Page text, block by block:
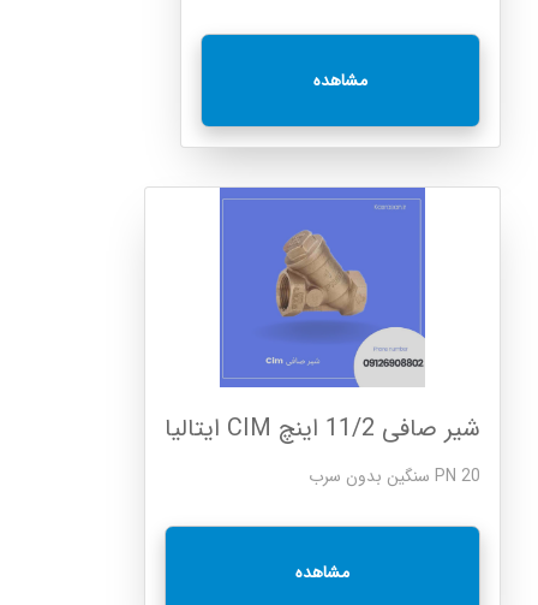
مشاهده
شیر صافی 11/2 اینچ CIM ایتالیا
PN 20 سنگین بدون سرب
مشاهده